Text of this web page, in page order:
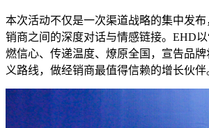
本次活动不仅是一次渠道战略的集中发
销商之间的深度对话与情感链接。EHD
燃信心、传递温度、燎原全国，宣告品
义路线，做经销商最值得信赖的增长伙伴